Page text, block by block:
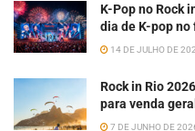
K-Pop no Rock
dia de K-pop no
14 DE JULHO DE
Rock in Rio
para venda geral
7 DE JUNHO DE